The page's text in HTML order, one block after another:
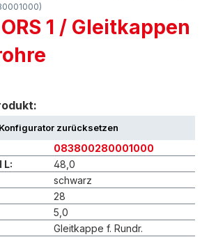
1 / Gleitkappen
zurücksetzen
083800280001000
L:
48,0
schwarz
28
5,0
Gleitkappe f. Rundr.